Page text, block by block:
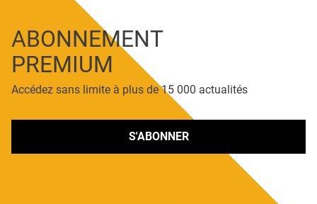
ABONNEMENT
PREMIUM
Accédez sans limite à plus de 15 000 actualités
S'ABONNER